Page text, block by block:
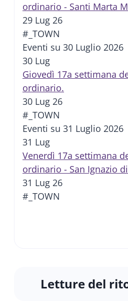
ordinario - Santi Marta
29 Lug 26
#_TOWN
Eventi su 30 Luglio 2026
30 Lug
Giovedì 17a settimana
ordinario.
30 Lug 26
#_TOWN
Eventi su 31 Luglio 2026
31 Lug
Venerdì 17a settimana
ordinario - San Ignazio
31 Lug 26
#_TOWN
Letture del